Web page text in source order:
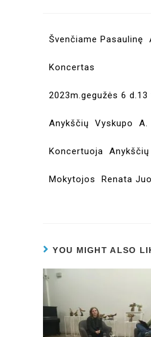
Švenčiame Pasaulinę
Koncertas
2023m.gegužės 6
Anykščių Vyskupo A.
Koncertuoja
Mokytojos Renata
YOU MIGHT ALSO